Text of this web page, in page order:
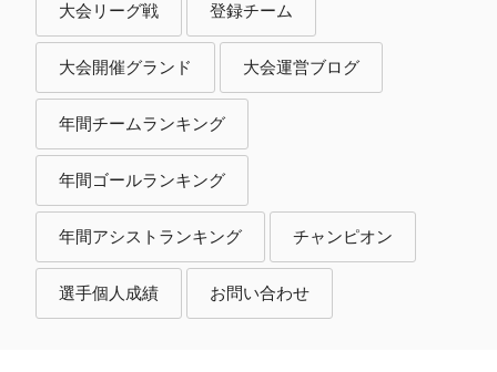
大会リーグ戦 登録チーム
大会開催グランド 大会運営ブログ
年間チームランキング
年間ゴールランキング
年間アシストランキング チャンピオン
選手個人成績 お問い合わせ